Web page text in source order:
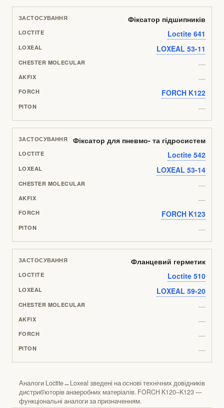
Фіксатор підшипників
Loctite 641
LOXEAL 53-11
—
—
FORCH K122
—
Фіксатор для пневмо- та гідросистем
Loctite 542
LOXEAL 53-14
—
—
FORCH K123
—
Фланцевий герметик
Loctite 510
LOXEAL 59-20
—
—
—
—
Аналоги Loctite↔Loxeal зведені на основі технічних довідників
дистриб'юторів анаеробних матеріалів. FORCH K120–K123 —
функціональні аналоги за призначенням.